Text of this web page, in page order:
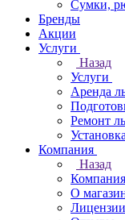
Сумки,
Бренды
Акции
Услуги
Назад
Услуги
Аренда
Ремонт
Компания
Назад
Компания
О
Лицензии